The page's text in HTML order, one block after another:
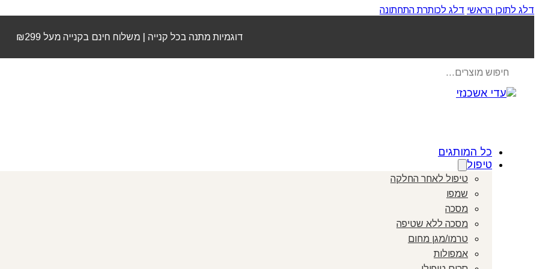
דלג לתוכן הראשי דלג לכותרת התחתונה
דוגמיות מתנה בכל קנייה | משלוח חינם בקנייה מעל ₪299
search
כל המותגים
טיפול
טיפול לאחר החלקה
שמפו
מסכה
מסכה ללא שטיפה
טרמו/מגן מחום
אמפולות